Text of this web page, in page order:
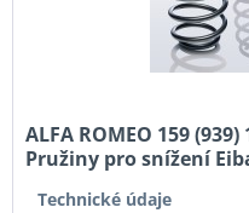
ALFA ROMEO 159 (939)
Pružiny pro snížení
Technické údaje